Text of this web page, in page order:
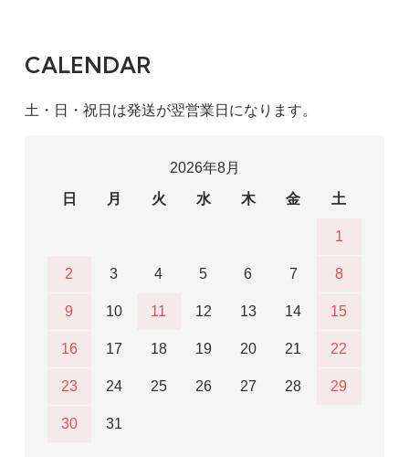
CALENDAR
土・日・祝日は発送が翌営業日になります。
2026年8月
日
月 火 水 木 金 土
1
2 3 4 5 6 7 8
9 10 11 12 13 14 15
16 17 18 19 20 21 22
23 24 25 26 27 28 29
30 31